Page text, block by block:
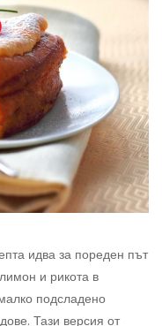
идва за пореден път
и рикота в
подсладено
Тази версия от